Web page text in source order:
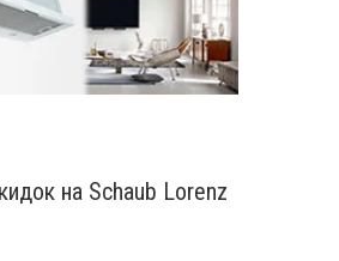
на Schaub Lorenz